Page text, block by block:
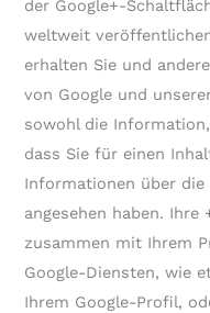
der Google+-
weltweit
erhalten Sie und
von Google und
sowohl die Information,
dass Sie für einen
Informationen über die
angesehen haben. Ihre
zusammen mit Ihrem
Google-Diensten, wie
Ihrem Google-Profil,